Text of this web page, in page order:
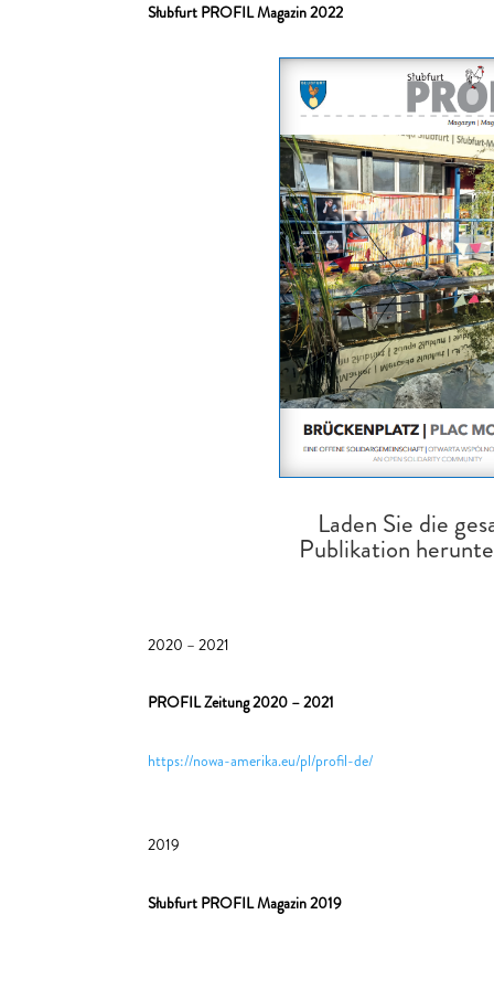
Słubfurt PROFIL Magazin 2022
Laden Sie die
Publikation
2020 – 2021
PROFIL Zeitung 2020 – 2021
https://nowa-amerika.eu/pl/profil-de/
2019
Słubfurt PROFIL Magazin 2019